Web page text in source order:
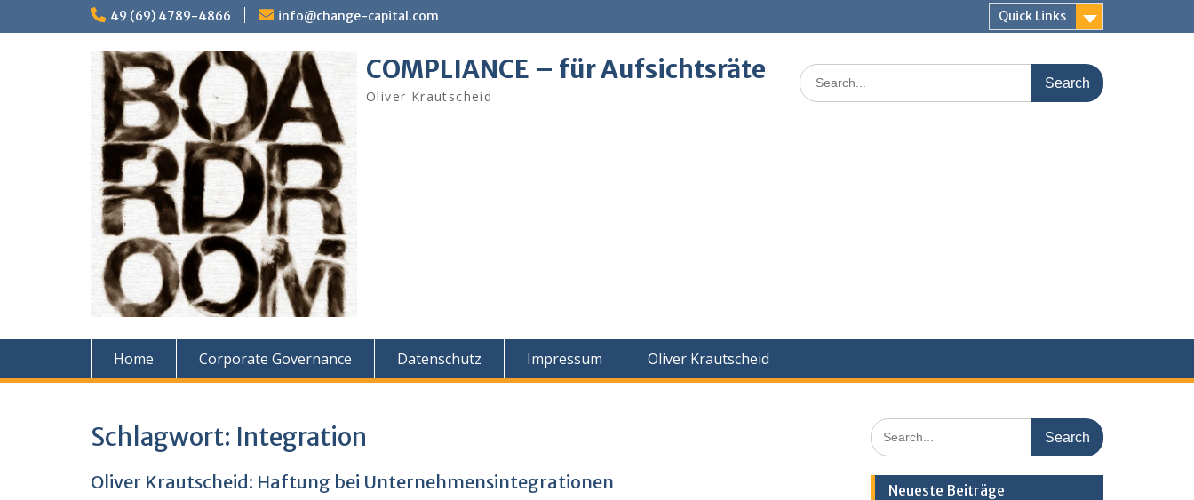
49 (69) 4789-4866 info@change-capital.com Quick Links
COMPLIANCE – für Aufsichtsräte
Oliver Krautscheid
Search
for:
Home Corporate Governance Datenschutz Impressum Oliver Krautscheid
Schlagwort: Integration
Oliver Krautscheid: Haftung bei Unternehmensintegrationen
Search
for:
Neueste Beiträge